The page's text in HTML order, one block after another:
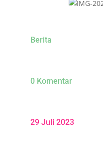
Berita
0 Komentar
29 Juli 2023